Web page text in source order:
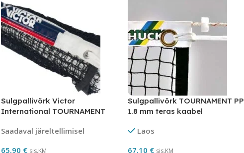
Sulgpallivõrk Victor
International TOURNAMENT
Saadaval järeltellimisel
65.90 € sis.KM
Sulgpallivõrk TOURNAMENT PP
1.8 mm teras kaabel
Laos
67.10 € sis.KM